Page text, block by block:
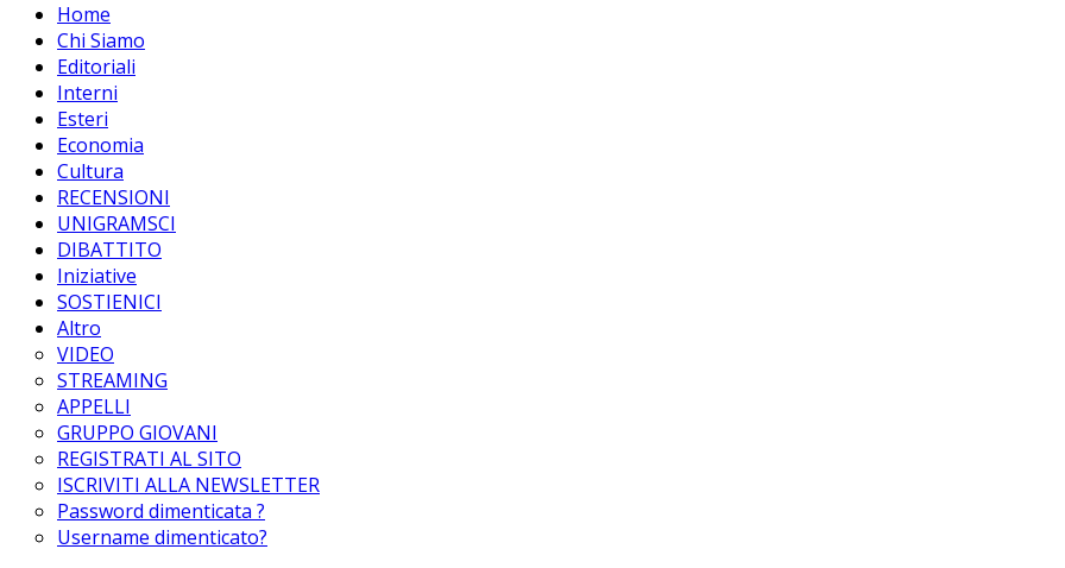
Home
Chi Siamo
Editoriali
Interni
Esteri
Economia
Cultura
RECENSIONI
UNIGRAMSCI
DIBATTITO
Iniziative
SOSTIENICI
Altro
VIDEO
STREAMING
APPELLI
GRUPPO GIOVANI
REGISTRATI AL SITO
ISCRIVITI ALLA NEWSLETTER
Password dimenticata ?
Username dimenticato?